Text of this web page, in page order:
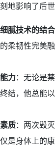
地影响了后世
腻技术的结合
柔韧性完美
力：无论是
结，他总能
质：两次毁
是身体上的